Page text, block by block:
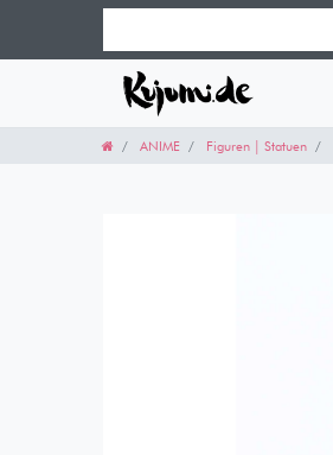
ANIME Figuren | Statuen